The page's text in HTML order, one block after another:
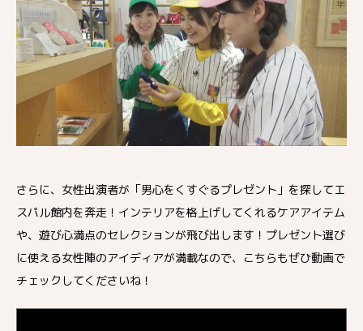
さらに、女性出演者が「男心をくすぐるプレゼント」を探してエ
スパル館内を奔走！インテリアを格上げしてくれるケアアイテム
や、遊び心満点のセレクションが飛び出します！プレゼント選び
に使える女性陣のアイディアが満載なので、こちらもぜひ動画で
チェックしてくださいね！